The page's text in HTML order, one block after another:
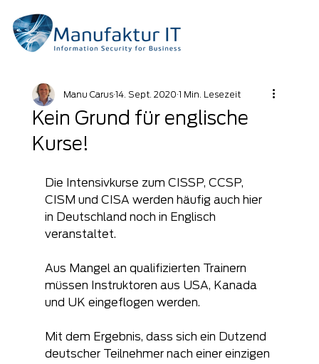
Kein Grund für englische
Kurse!
Manu Carus 14. Sept. 2020 1 Min. Lesezeit
Die Intensivkurse zum CISSP, CCSP,
CISM und CISA werden häufig auch hier
in Deutschland noch in Englisch
veranstaltet.
Aus Mangel an qualifizierten Trainern
müssen Instruktoren aus USA, Kanada
und UK eingeflogen werden.
Mit dem Ergebnis, dass sich ein Dutzend
deutscher Teilnehmer nach einer einzigen